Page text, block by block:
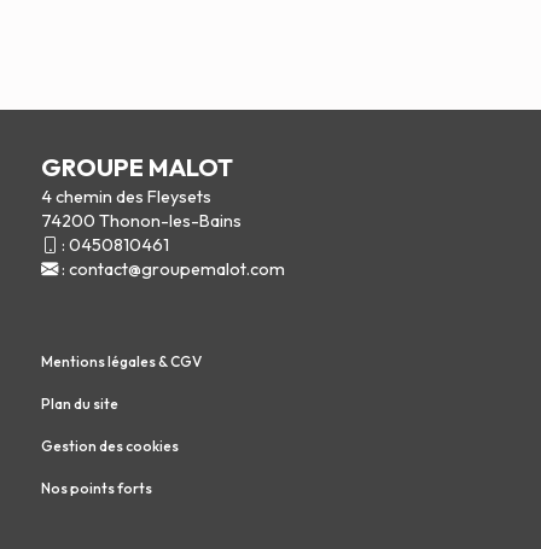
GROUPE MALOT
4 chemin des Fleysets
74200 Thonon-les-Bains
: 0450810461
: contact@groupemalot.com
Mentions légales & CGV
Plan du site
Gestion des cookies
Nos points forts